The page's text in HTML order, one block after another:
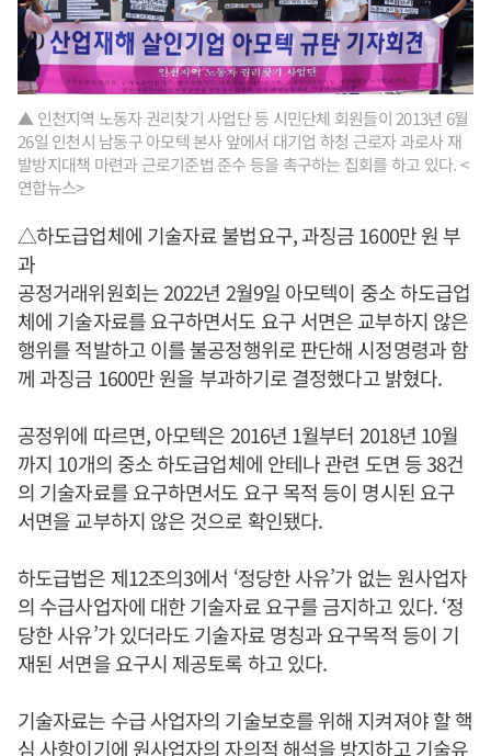
▲ 인천지역 노동자 권리찾기 사업단 등 시민단체 회원들이 2013년 6월
26일 인천시 남동구 아모텍 본사 앞에서 대기업 하청 근로자 과로사 재
발방지대책 마련과 근로기준법 준수 등을 촉구하는 집회를 하고 있다. <
연합뉴스>
△하도급업체에 기술자료 불법요구, 과징금 1600만 원 부
과
공정거래위원회는 2022년 2월9일 아모텍이 중소 하도급업
체에 기술자료를 요구하면서도 요구 서면은 교부하지 않은
행위를 적발하고 이를 불공정행위로 판단해 시정명령과 함
께 과징금 1600만 원을 부과하기로 결정했다고 밝혔다.
공정위에 따르면, 아모텍은 2016년 1월부터 2018년 10월
까지 10개의 중소 하도급업체에 안테나 관련 도면 등 38건
의 기술자료를 요구하면서도 요구 목적 등이 명시된 요구
서면을 교부하지 않은 것으로 확인됐다.
하도급법은 제12조의3에서 ‘정당한 사유’가 없는 원사업자
의 수급사업자에 대한 기술자료 요구를 금지하고 있다. ‘정
당한 사유’가 있더라도 기술자료 명칭과 요구목적 등이 기
재된 서면을 요구시 제공토록 하고 있다.
기술자료는 수급 사업자의 기술보호를 위해 지켜져야 할 핵
심 사항이기에 원사업자의 자의적 해석을 방지하고 기술유